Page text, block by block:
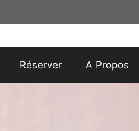
Réserver A Propos